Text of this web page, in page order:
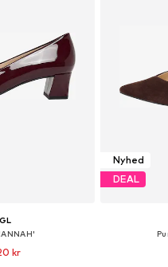
kr
Nyhed
DEAL